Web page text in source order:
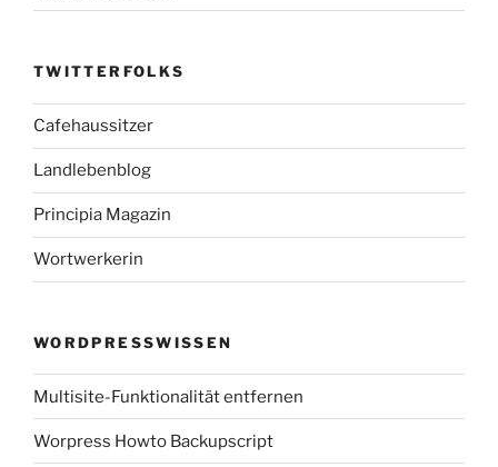
TWITTERFOLKS
Cafehaussitzer
Landlebenblog
Principia Magazin
Wortwerkerin
WORDPRESSWISSEN
Multisite-Funktionalität entfernen
Worpress Howto Backupscript